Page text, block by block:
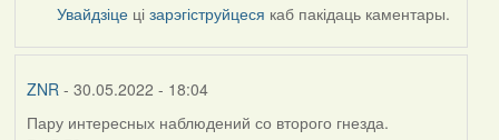
Увайдзіце цізарэгіструйцеся каб пакідаць каментары.
ZNR - 30.05.2022 - 18:04
Пару интересных наблюдений со второго гнезда.